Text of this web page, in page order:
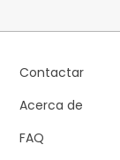
Contactar
Acerca de
FAQ